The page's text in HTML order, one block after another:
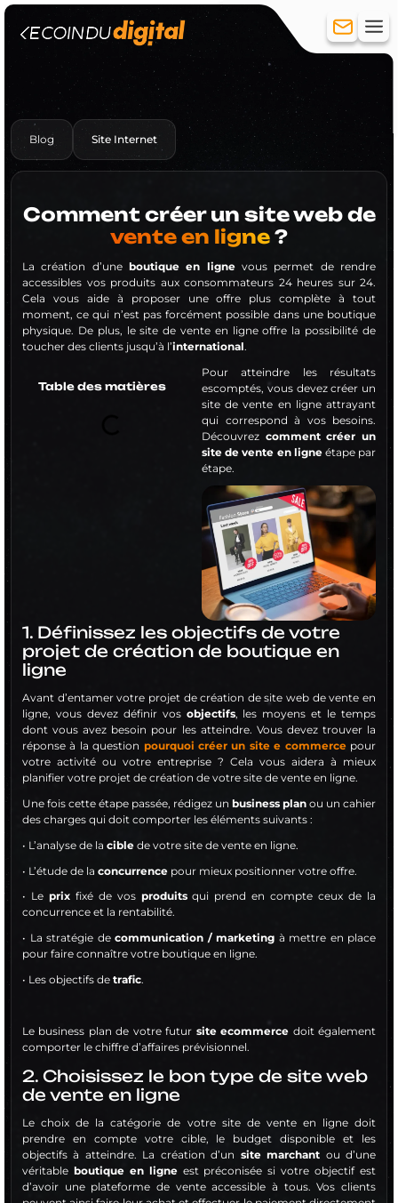
Création de site
Hébergement
Réferencement
Référencement Naturel (SEO)
Référencement payant (SEA)
Réseaux sociaux
Création de compte
Community Management
Publicité
Formation
Blog Site Internet
Comment créer un site web de
vente en ligne?
La création d’une boutique en lignevous permet de rendre
accessibles vos produits aux consommateurs 24 heures sur 24.
Cela vous aide à proposer une offre plus complète à tout
moment, ce qui n’est pas forcément possible dans une boutique
physique. De plus, le site de vente en ligne offre la possibilité de
toucher des clients jusqu’à l’international.
Table des matières
Pour atteindre les résultats
escomptés, vous devez créer un
site de vente en ligne attrayant
qui correspond à vos besoins.
Découvrez comment créer un
site de vente en ligneétape par
étape.
1. Définissez les objectifs de votre
projet de création de boutique en
ligne
Avant d’entamer votre projet de création de site web de vente en
ligne, vous devez définir vos objectifs, les moyens et le temps
dont vous avez besoin pour les atteindre. Vous devez trouver la
réponse à la question pourquoi créer un site e commercepour
votre activité ou votre entreprise ? Cela vous aidera à mieux
planifier votre projet de création de votre site de vente en ligne.
Une fois cette étape passée, rédigez un business plan ou un cahier
des charges qui doit comporter les éléments suivants :
• L’analyse de la cible de votre site de vente en ligne.
• L’étude de la concurrence pour mieux positionner votre offre.
• Le prixfixé de vos produitsqui prend en compte ceux de la
concurrence et la rentabilité.
• La stratégie de communication / marketing à mettre en place
pour faire connaître votre boutique en ligne.
• Les objectifs de trafic.
Le business plan de votre futur site ecommerce doit également
comporter le chiffre d’affaires prévisionnel.
2. Choisissez le bon type de site web
de vente en ligne
Le choix de la catégorie de votre site de vente en ligne doit
prendre en compte votre cible, le budget disponible et les
objectifs à atteindre. La création d’un site marchant ou d’une
véritable boutique en ligneest préconisée si votre objectif est
d’avoir une plateforme de vente accessible à tous. Vos clients